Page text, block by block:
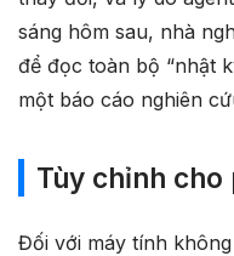
sáng hôm sau, nhà
để đọc toàn bộ “nhật
một báo cáo nghiên
Tùy chỉnh cho
Đối với máy tính